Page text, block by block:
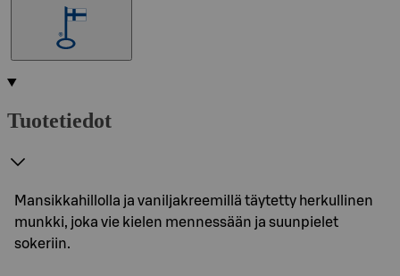
Tuotetiedot
Mansikkahillolla ja vaniljakreemillä täytetty herkullinen
munkki, joka vie kielen mennessään ja suunpielet
sokeriin.